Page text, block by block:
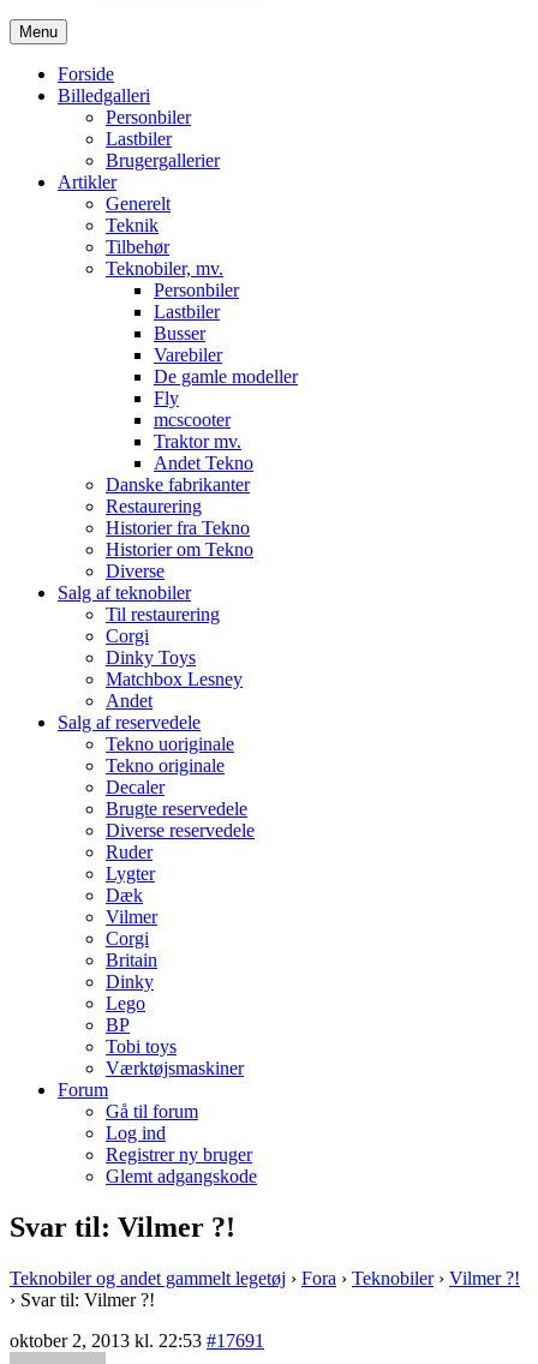
Menu
Forside
Billedgalleri
Personbiler
Lastbiler
Brugergallerier
Artikler
Generelt
Teknik
Tilbehør
Teknobiler, mv.
Personbiler
Lastbiler
Busser
Varebiler
De gamle modeller
Fly
mcscooter
Traktor mv.
Andet Tekno
Danske fabrikanter
Restaurering
Historier fra Tekno
Historier om Tekno
Diverse
Salg af teknobiler
Til restaurering
Corgi
Dinky Toys
Matchbox Lesney
Andet
Salg af reservedele
Tekno uoriginale
Tekno originale
Decaler
Brugte reservedele
Diverse reservedele
Ruder
Lygter
Dæk
Vilmer
Corgi
Britain
Dinky
Lego
BP
Tobi toys
Værktøjsmaskiner
Forum
Gå til forum
Log ind
Registrer ny bruger
Glemt adgangskode
Svar til: Vilmer ?!
Teknobiler og andet gammelt legetøj › Fora › Teknobiler › Vilmer ?!
› Svar til: Vilmer ?!
oktober 2, 2013 kl. 22:53 #17691